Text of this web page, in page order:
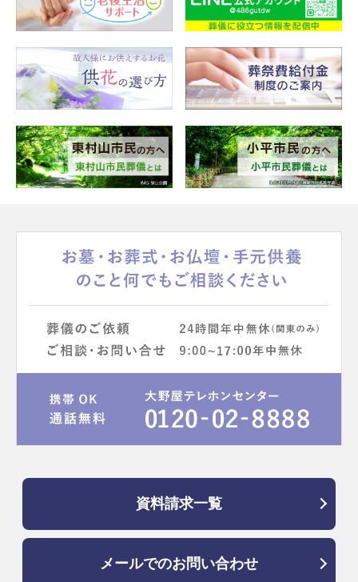
資料請求一覧
メールでのお問い合わせ